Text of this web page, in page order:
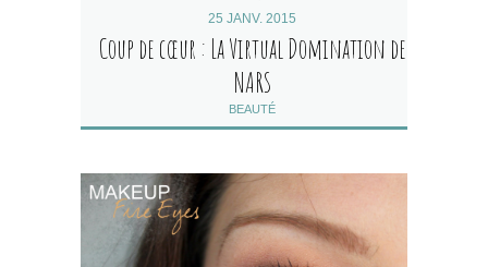
25 JANV. 2015
Coup de cœur : La Virtual Domination de
NARS
BEAUTÉ